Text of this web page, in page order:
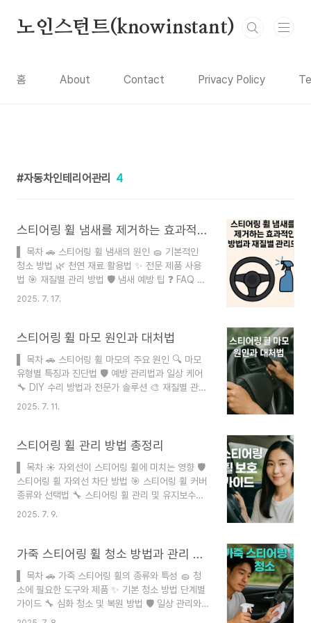
노인스턴트(knowinstant)
홈 About Contact Privacy Policy
자동차인테리어관리 4
스티어링 휠 냄새를 제거하는 효과적인 방법과 재질별 관리 가이드
▌ 목차 🚗 스티어링 휠 냄새의 원인 🧽 기본적인
청소 방법 🌿 천연 재료 활용법 ✨ 전문 제품 사용
법 🎯 재질별 관리 방법 🛡️ 냄새 예방 팁 ❓ FAQ 차
량 내부에서 가장 많이 접촉하는 스티어링 휠은 시
의 즐거움을 반감시키죠. 오늘은 스티어링 휠의 냄
릴게요! 🚙 스티어링 휠 냄새 제거는 단순히 향수를
뿌리는 것보다 근본적인 원인을 해결하는 것이 중요
해요. 재질에 따른 올바른 관리법을 알면 새 차처럼
깨끗하고 상쾌한 스티어링 휠을 유지할 수 있답니
2025. 7. 17.
스티어링 휠 마모 원인과 대처법
▌ 목차 🚗 스티어링 휠 마모의 주요 원인 🔍 마모
유형별 특징과 진단법 🛡️ 예방 관리법과 일상 케어
🔧 DIY 수리 방법과 전문가 솔루션 🎨 재질별 관리
법과 특성 🛒 추천 제품과 구매 가이드 ❓ FAQ 스티
이라 시간이 지나면서 자연스럽게 마모가 발생하게
씨는 스티어링 휠의 수명을 단축시키는 주요 원인이
되고 있어요. 🚙 많은 운전자들이 스티어링 휠 마모
를 단순한 미관상의 문제로 생각하지만, 실제로는
안전과도 직결되는 중요한 문제예요. 마모된 스티어
2025. 7. 11.
스티어링 휠 관리 방법 총정리
▌ 목차 ☀️ 자외선이 스티어링 휠에 미치는 영향 🛡️
스티어링 휠 자외선 차단 방법 🎯 스티어링 휠 커버
종류와 선택법 🔧 스티어링 휠 관리 및 유지보수
🏠 DIY 자외선 차단 솔루션 💎 전문가 관리 서비스
이에요. 특히 여름철 강한 햇빛 아래서는 스티어링
로 인한 손상이 가속화되죠. 이런 문제를 해결하기
위한 다양한 자외선 차단 방법들을 알아보겠습니다.
🚗 자동차 내부는 밀폐된 공간이라 온실효과가 발
생하고, 앞유리를 통해 들어온 자외선이 스티어링
2025. 7. 9.
가죽 스티어링 휠 청소 방법과 관리 가이드
▌ 목차 🚗 가죽 스티어링 휠의 종류와 특성 🧽 청
소에 필요한 도구와 제품 ✨ 기본 청소 방법 단계별
가이드 🔧 심화 청소 및 복원 방법 🛡️ 일상 관리와
보호 방법 ⚠️ 문제 해결 및 주의사항 ❓ FAQ 가죽